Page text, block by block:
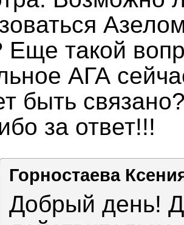
Еще такой
АГА
быть
за ответ!!!
Горностаева
Добрый день!